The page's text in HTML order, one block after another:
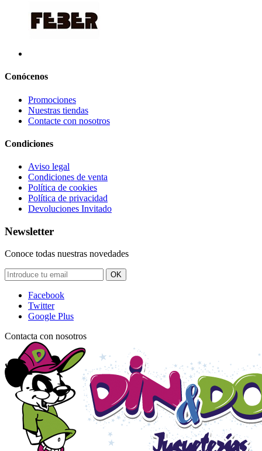
Conócenos
Promociones
Nuestras tiendas
Contacte con nosotros
Condiciones
Aviso legal
Condiciones de venta
Política de cookies
Política de privacidad
Devoluciones Invitado
Newsletter
Conoce todas nuestras novedades
OK
Facebook
Twitter
Google Plus
Contacta con nosotros